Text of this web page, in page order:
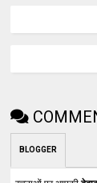
BLOGGER